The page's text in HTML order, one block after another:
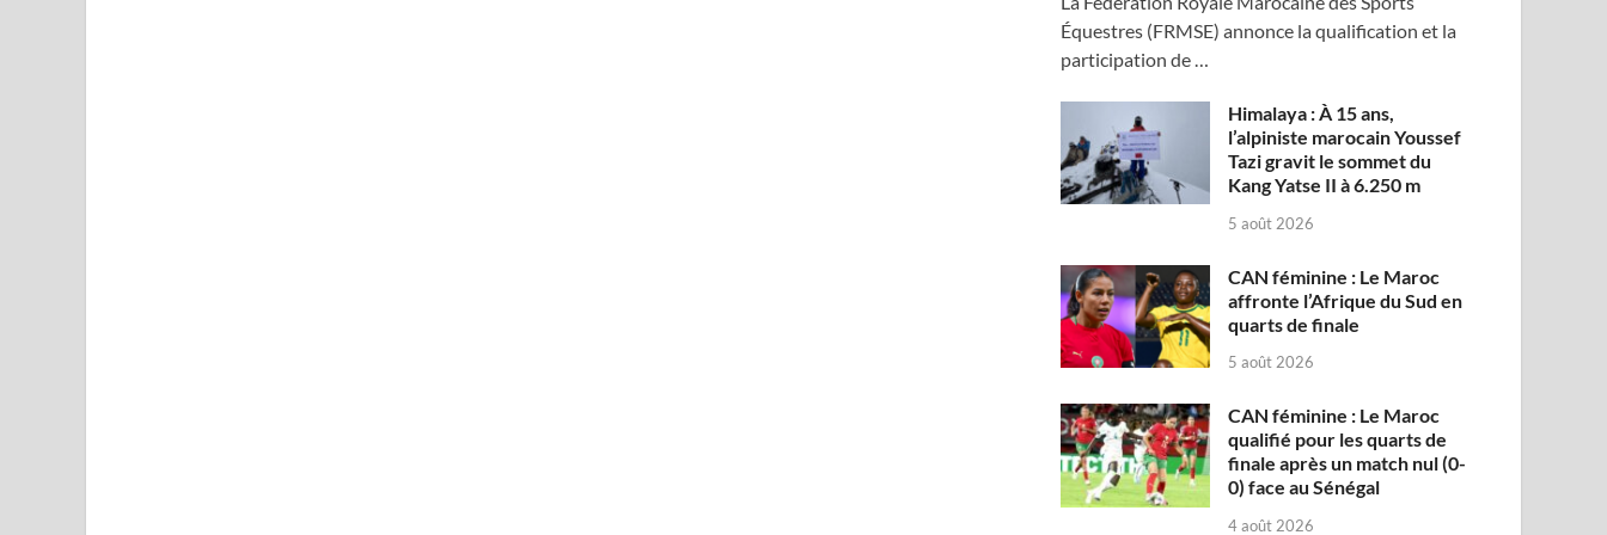
Équestres (FRMSE) annonce la qualification et la
participation de …
Himalaya : À 15 ans,
l’alpiniste marocain Youssef
Tazi gravit le sommet du
Kang Yatse II à 6.250 m
5 août 2026
CAN féminine : Le Maroc
affronte l’Afrique du Sud en
quarts de finale
5 août 2026
CAN féminine : Le Maroc
qualifié pour les quarts de
finale après un match nul (0-
0) face au Sénégal
4 août 2026